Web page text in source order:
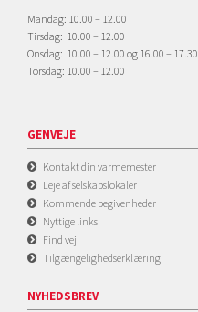
Mandag: 10.00 – 12.00
Tirsdag: 10.00 – 12.00
Onsdag: 10.00 – 12.00 og 16.00 – 17.30
Torsdag: 10.00 – 12.00
GENVEJE
Kontakt din varmemester
Leje af selskabslokaler
Kommende begivenheder
Nyttige links
Find vej
Tilgængelighedserklæring
NYHEDSBREV